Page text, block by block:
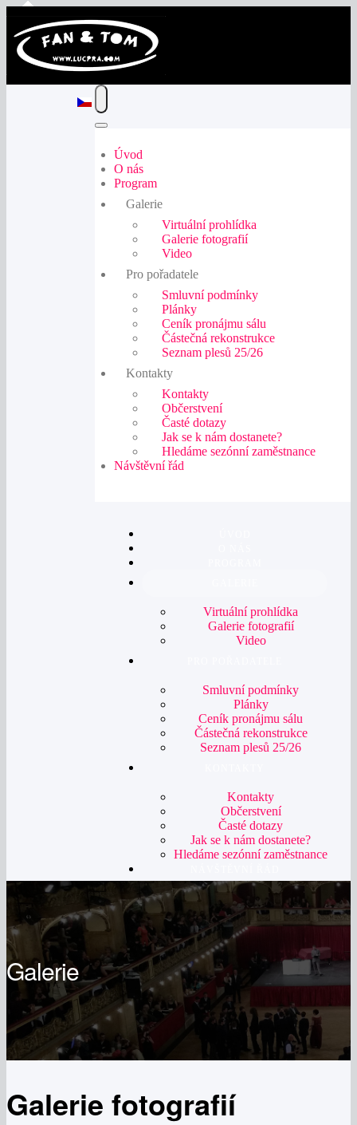
Úvod
O nás
Program
Galerie
Virtuální prohlídka
Galerie fotografií
Video
Pro pořadatele
Smluvní podmínky
Plánky
Ceník pronájmu sálu
Částečná rekonstrukce
Seznam plesů 25/26
Kontakty
Kontakty
Občerstvení
Časté dotazy
Jak se k nám dostanete?
Hledáme sezónní zaměstnance
Návštěvní řád
Virtuální prohlídka
Galerie fotografií
Video
Smluvní podmínky
Plánky
Ceník pronájmu sálu
Částečná rekonstrukce
Seznam plesů 25/26
Kontakty
Občerstvení
Časté dotazy
Jak se k nám dostanete?
Hledáme sezónní zaměstnance
Galerie
Galerie fotografií